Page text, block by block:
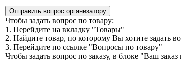
Отправить вопрос организатору
Чтобы задать вопрос по товару:
1. Перейдите на вкладку "Товары"
2. Найдите товар, по которому Вы хотите задать
3. Перейдите по ссылке "Вопросы по товару"
Чтобы задать вопрос по заказу, в блоке "Ваш